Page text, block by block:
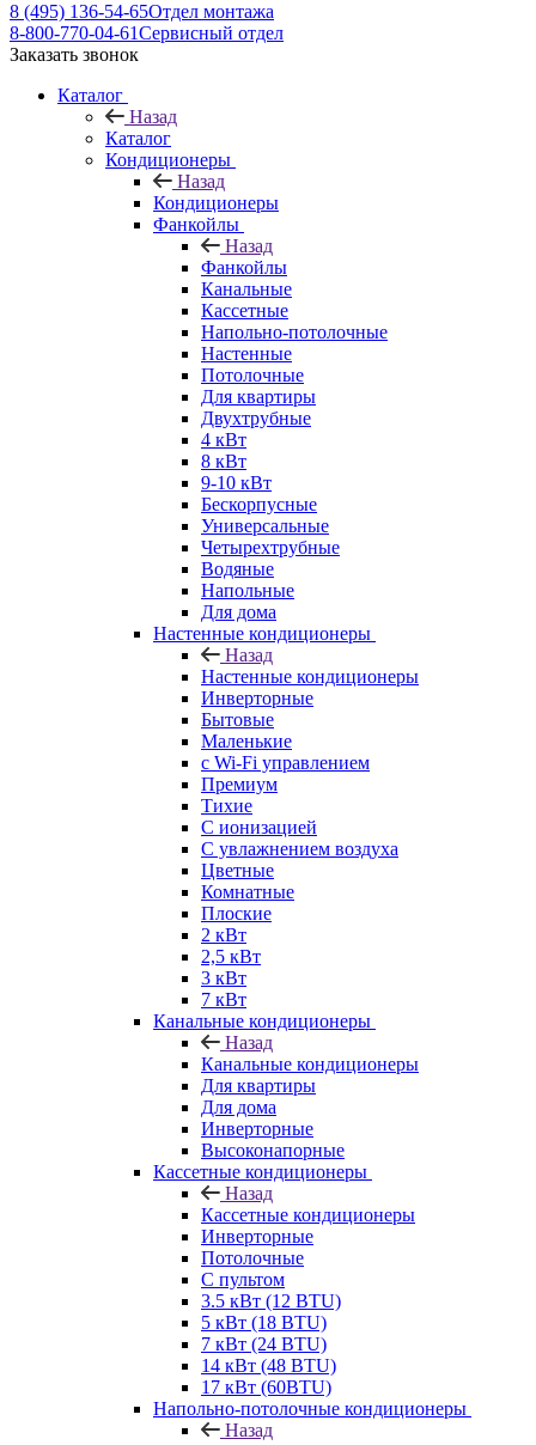
8 (495) 136-54-65Отдел монтажа
8-800-770-04-61Сервисный отдел
Заказать звонок
Каталог
Назад
Каталог
Кондиционеры
Назад
Кондиционеры
Фанкойлы
Назад
Фанкойлы
Канальные
Кассетные
Напольно-потолочные
Настенные
Потолочные
Для квартиры
Двухтрубные
4 кВт
8 кВт
9-10 кВт
Бескорпусные
Универсальные
Четырехтрубные
Водяные
Напольные
Для дома
Настенные кондиционеры
Назад
Настенные кондиционеры
Инверторные
Бытовые
Маленькие
с Wi-Fi управлением
Премиум
Тихие
С ионизацией
С увлажнением воздуха
Цветные
Комнатные
Плоские
2 кВт
2,5 кВт
3 кВт
7 кВт
Канальные кондиционеры
Назад
Канальные кондиционеры
Для квартиры
Для дома
Инверторные
Высоконапорные
Кассетные кондиционеры
Назад
Кассетные кондиционеры
Инверторные
Потолочные
С пультом
3.5 кВт (12 BTU)
5 кВт (18 BTU)
7 кВт (24 BTU)
14 кВт (48 BTU)
17 кВт (60BTU)
Напольно-потолочные кондиционеры
Назад